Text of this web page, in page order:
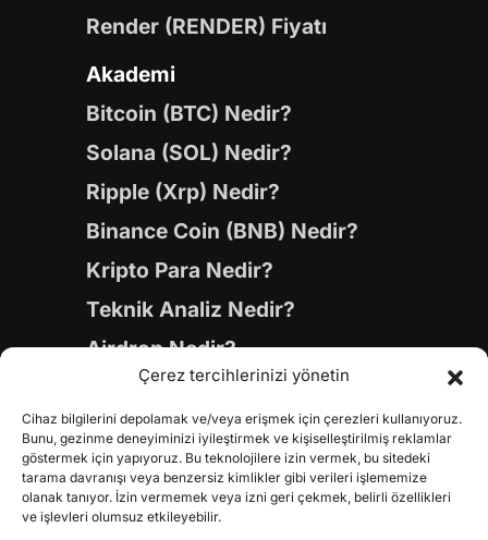
Çerez tercihlerinizi yönetin
Cihaz bilgilerini depolamak ve/veya erişmek için çerezleri kullanıyoruz.
Bunu, gezinme deneyiminizi iyileştirmek ve kişiselleştirilmiş reklamlar
göstermek için yapıyoruz. Bu teknolojilere izin vermek, bu sitedeki
tarama davranışı veya benzersiz kimlikler gibi verileri işlememize
olanak tanıyor. İzin vermemek veya izni geri çekmek, belirli özellikleri
ve işlevleri olumsuz etkileyebilir.
Render (RENDER) Fiyatı
Akademi
Bitcoin (BTC) Nedir?
Solana (SOL) Nedir?
Ripple (Xrp) Nedir?
Binance Coin (BNB) Nedir?
Kripto Para Nedir?
Teknik Analiz Nedir?
Airdrop Nedir?
Layer 1 Coinleri
Layer 2 Coinleri
Yapay Zeka (AI) Coinleri